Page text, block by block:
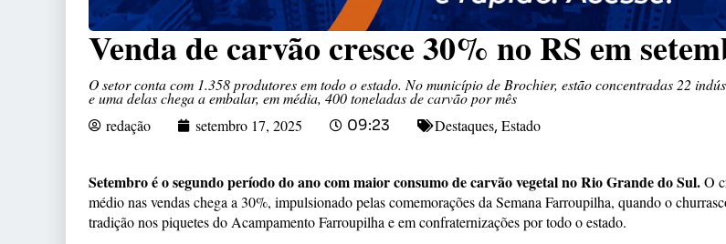
Venda de carvão cresce 30% no RS em
O setor conta com 1.358 produtores em todo o estado. No município de Brochier, estão concentradas 22
e uma delas chega a embalar, em média, 400 toneladas de carvão por mês
redação
setembro 17, 2025 09:23 Destaques, Estado
Setembro é o segundo período do ano com maior consumo de carvão vegetal no Rio Grande do Sul.O
médio nas vendas chega a 30%, impulsionado pelas comemorações da Semana Farroupilha, quando o
tradição nos piquetes do Acampamento Farroupilha e em confraternizações por todo o estado.